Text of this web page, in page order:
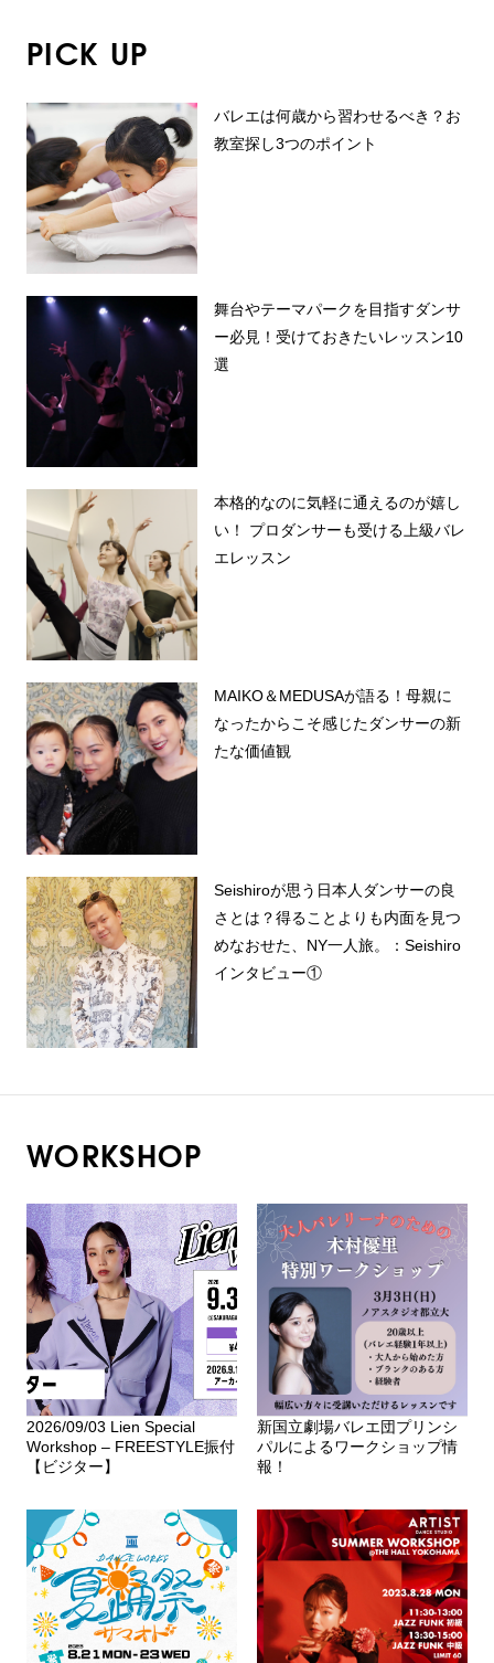
PICK UP
バレエは何歳から習わせるべき？お
教室探し3つのポイント
舞台やテーマパークを目指すダンサ
ー必見！受けておきたいレッスン10
選
本格的なのに気軽に通えるのが嬉し
い！ プロダンサーも受ける上級バレ
エレッスン
MAIKO＆MEDUSAが語る！母親に
なったからこそ感じたダンサーの新
たな価値観
Seishiroが思う日本人ダンサーの良
さとは？得ることよりも内面を見つ
めなおせた、NY一人旅。：Seishiro
インタビュー①
WORKSHOP
2026/09/03 Lien Special
Workshop – FREESTYLE振付
【ビジター】
新国立劇場バレエ団プリンシ
パルによるワークショップ情
報！